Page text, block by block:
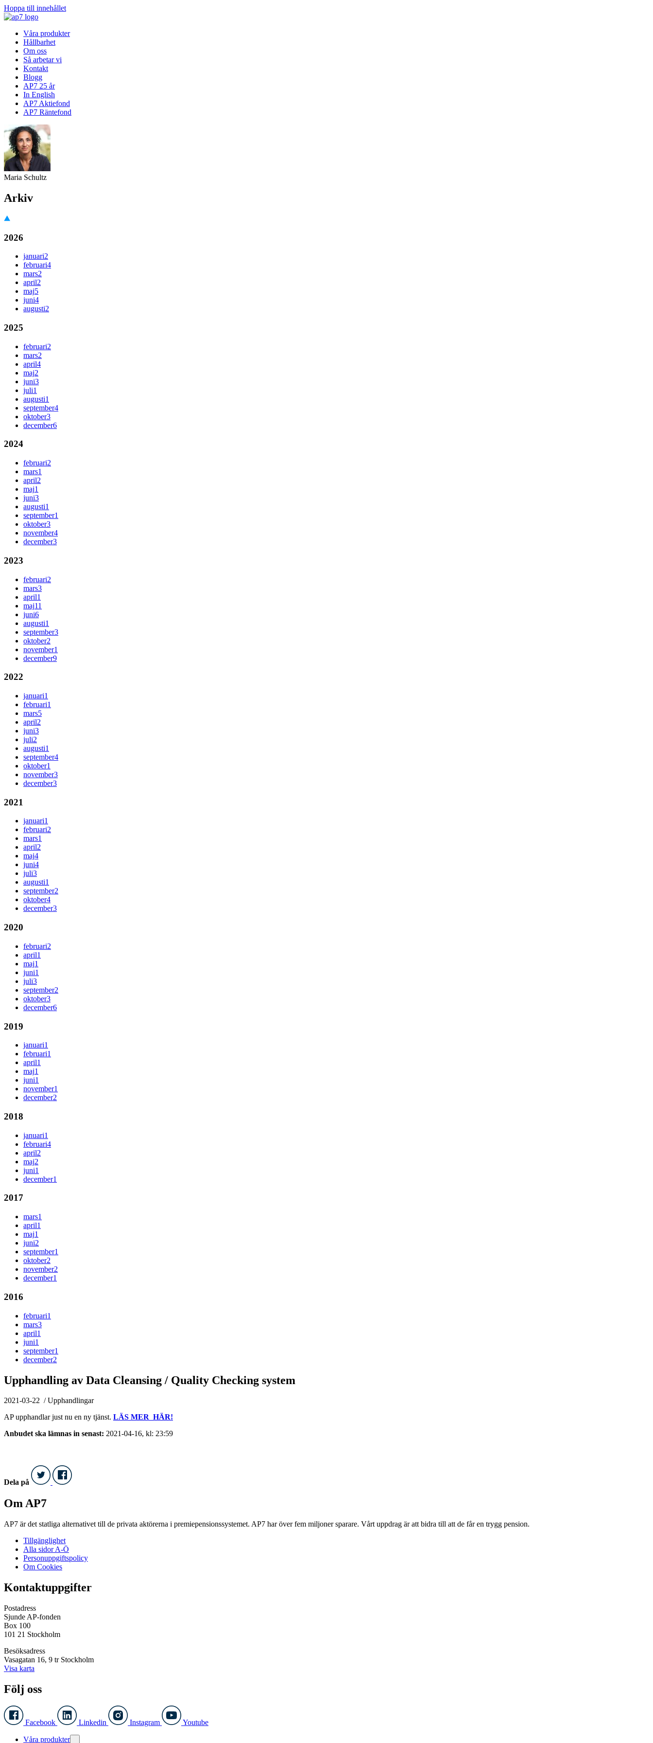
Hoppa till innehållet
Våra produkter
Hållbarhet
Om oss
Så arbetar vi
Kontakt
Blogg
AP7 25 år
In English
AP7 Aktiefond
AP7 Räntefond
Maria Schultz
Arkiv
2026
januari2
februari4
mars2
april2
maj5
juni4
augusti2
2025
februari2
mars2
april4
maj2
juni3
juli1
augusti1
september4
oktober3
december6
2024
februari2
mars1
april2
maj1
juni3
augusti1
september1
oktober3
november4
december3
2023
februari2
mars3
april1
maj11
juni6
augusti1
september3
oktober2
november1
december9
2022
januari1
februari1
mars5
april2
juni3
juli2
augusti1
september4
oktober1
november3
december3
2021
januari1
februari2
mars1
april2
maj4
juni4
juli3
augusti1
september2
oktober4
december3
2020
februari2
april1
maj1
juni1
juli3
september2
oktober3
december6
2019
januari1
februari1
april1
maj1
juni1
november1
december2
2018
januari1
februari4
april2
maj2
juni1
december1
2017
mars1
april1
maj1
juni2
september1
oktober2
november2
december1
2016
februari1
mars3
april1
juni1
september1
december2
Upphandling av Data Cleansing / Quality Checking system
2021-03-22 / Upphandlingar
AP upphandlar just nu en ny tjänst. LÄS MER HÄR!
Anbudet ska lämnas in senast: 2021-04-16, kl: 23:59
Dela på
Om AP7
AP7 är det statliga alternativet till de privata aktörerna i premiepensionssystemet. AP7 har över fem miljoner sparare. Vårt uppdrag är att bidra till att de får en trygg pension.
Tillgänglighet
Alla sidor A-Ö
Personuppgiftspolicy
Om Cookies
Kontaktuppgifter
Postadress
Sjunde AP-fonden
Box 100
101 21 Stockholm
Besöksadress
Vasagatan 16, 9 tr Stockholm
Visa karta
Följ oss
Facebook Linkedin Instagram Youtube
Våra produkter